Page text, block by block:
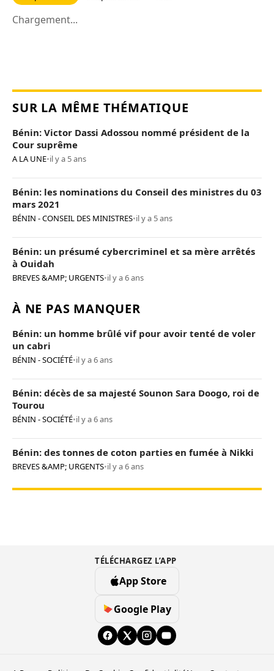
Chargement...
SUR LA MÊME THÉMATIQUE
Bénin: Victor Dassi Adossou nommé président de la
Cour suprême
A LA UNE•il y a 5 ans
Bénin: les nominations du Conseil des ministres du 03
mars 2021
BÉNIN - CONSEIL DES MINISTRES•il y a 5 ans
Bénin: un présumé cybercriminel et sa mère arrêtés
à Ouidah
BREVES &AMP; URGENTS•il y a 6 ans
À NE PAS MANQUER
Bénin: un homme brûlé vif pour avoir tenté de voler
un cabri
BÉNIN - SOCIÉTÉ•il y a 6 ans
Bénin: décès de sa majesté Sounon Sara Doogo, roi de
Tourou
BÉNIN - SOCIÉTÉ•il y a 6 ans
Bénin: des tonnes de coton parties en fumée à Nikki
BREVES &AMP; URGENTS•il y a 6 ans
TÉLÉCHARGEZ L’APP
App Store
Google Play